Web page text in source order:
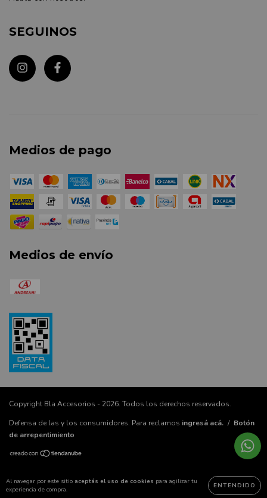
Al navegar por este sitio aceptás el uso de cookies para agilizar tu
experiencia de compra.
ENTENDIDO
SEGUINOS
Medios de pago
Medios de envío
Copyright Bla Accesorios - 2026. Todos los derechos reservados.
Defensa de las y los consumidores. Para reclamos ingresá acá. / Botón
de arrepentimiento